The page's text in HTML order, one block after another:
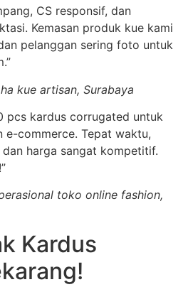
CS responsif, dan
Kemasan produk kue kami
pelanggan sering foto untuk
kue artisan, Surabaya
pcs kardus corrugated untuk
e-commerce. Tepat waktu,
harga sangat kompetitif.
toko online fashion,
Kardus